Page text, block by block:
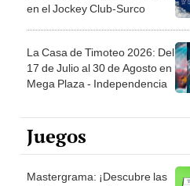
en el Jockey Club-Surco
La Casa de Timoteo 2026: Del
17 de Julio al 30 de Agosto en
Mega Plaza - Independencia
Juegos
Mastergrama: ¡Descubre las